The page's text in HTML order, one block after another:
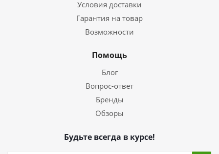
Условия доставки
Гарантия на товар
Возможности
Помощь
Блог
Вопрос-ответ
Бренды
Обзоры
Будьте всегда в курсе!